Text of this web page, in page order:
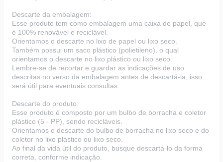
Descarte da embalagem:
Esse produto tem como embalagem uma caixa de papel, que
é 100% renovável e reciclável.
Orientamos o descarte no lixo de papel ou lixo seco.
Também possui um saco plástico (polietileno), o qual
orientamos o descarte no lixo plástico ou lixo seco.
Lembre-se de recortar e guardar as indicações de uso
descritas no verso da embalagem antes de descartá-la, isso
será útil para eventuais consultas.
Descarte do produto:
Esse produto é composto por um bulbo de borracha e coletor
plástico (5 - PP), sendo recicláveis.
Orientamos o descarte do bulbo de borracha no lixo seco e do
coletor no lixo plástico ou lixo seco.
Ao final da vida útil do produto, busque descartá-lo da forma
correta, conforme indicação.